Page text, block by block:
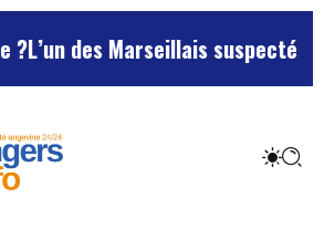
L’un des Marseillais suspectés